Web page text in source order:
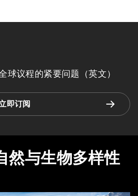
球议程的紧要问题（英文）
即订阅
然与生物多样性